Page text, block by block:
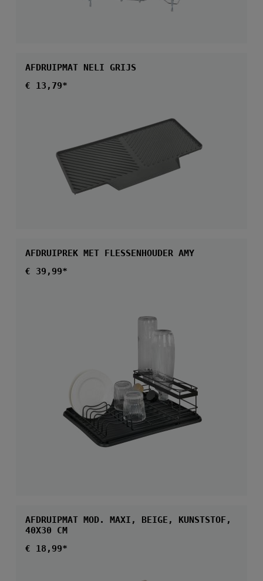
AFDRUIPMAT NELI GRIJS
Normale prijs:
€ 13,79*
AFDRUIPREK MET FLESSENHOUDER AMY
Normale prijs:
€ 39,99*
AFDRUIPMAT MOD. MAXI, BEIGE, KUNSTSTOF,
40X30 CM
Normale prijs:
€ 18,99*